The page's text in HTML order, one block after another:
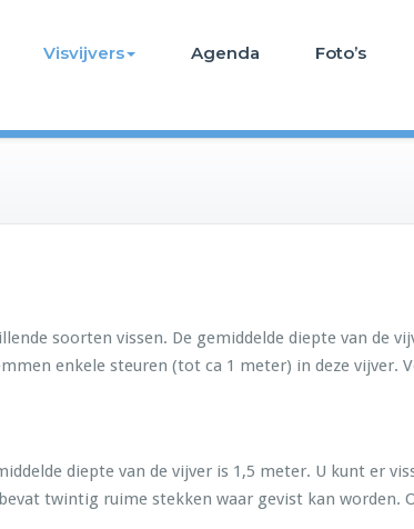
Visvijvers Agenda Foto’s
soorten vissen. De gemiddelde diepte van de
enkele steuren (tot ca 1 meter) in deze
diepte van de vijver is 1,5 meter. U kunt er
twintig ruime stekken waar gevist kan worden.